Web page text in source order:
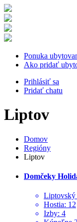
Ponuka
Ako pridať
Prihlásiť sa
Pridať chatu
Liptov
Domov
Regióny
Liptov
Domčeky
Liptovský
Hostia: 12
Izby: 4